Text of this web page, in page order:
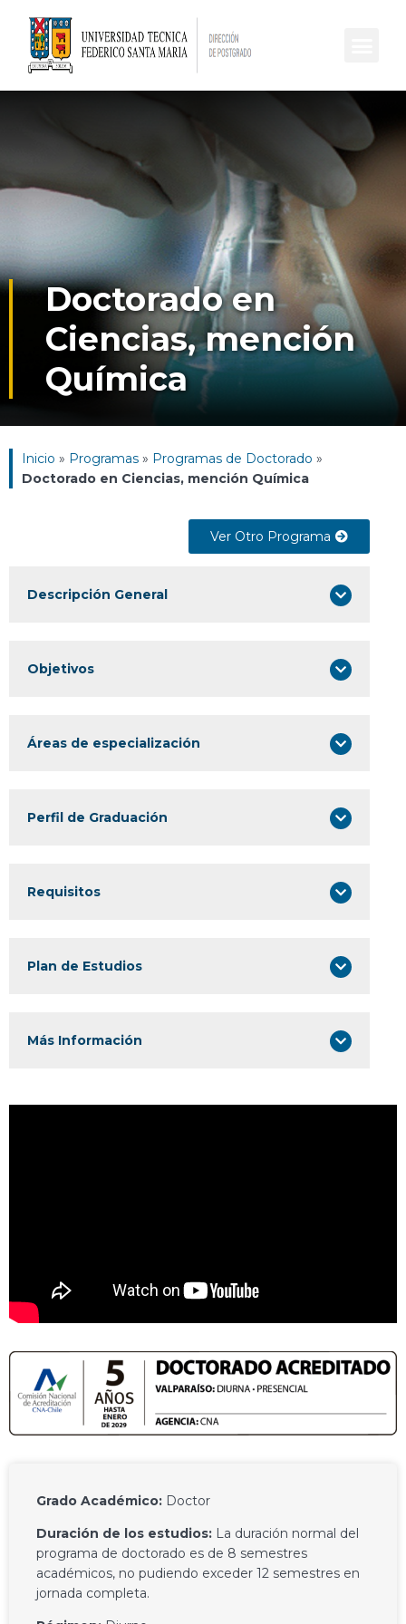
Doctorado en
Ciencias, mención
Química
Inicio » Programas » Programas de Doctorado »
Doctorado en Ciencias, mención Química
Ver Otro Programa
Descripción General
Objetivos
Áreas de especialización
Perfil de Graduación
Requisitos
Plan de Estudios
Más Información
Grado Académico: Doctor
Duración de los estudios: La duración normal del
programa de doctorado es de 8 semestres
académicos, no pudiendo exceder 12 semestres en
jornada completa.